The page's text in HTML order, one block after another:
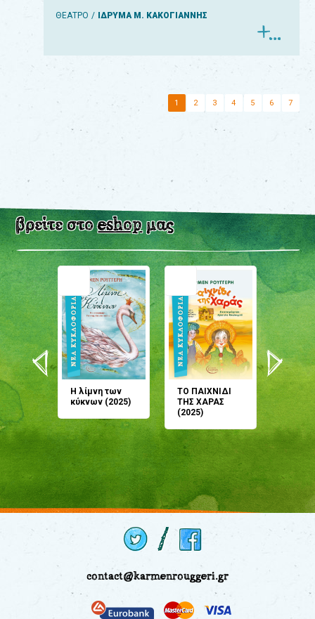
ΘΕΑΤΡΟ ΙΔΡΥΜΑ Μ. ΚΑΚΟΓΙΑΝΝΗΣ
1 2 3 4 5 6 7
βρείτε στοeshopμας
Η λίμνη των
κύκνων (2025)
ΤΟ ΠΑΙΧΝΙΔΙ
ΤΗΣ ΧΑΡΑΣ
(2025)
μου;
(2024)
contact@karmenrouggeri.gr